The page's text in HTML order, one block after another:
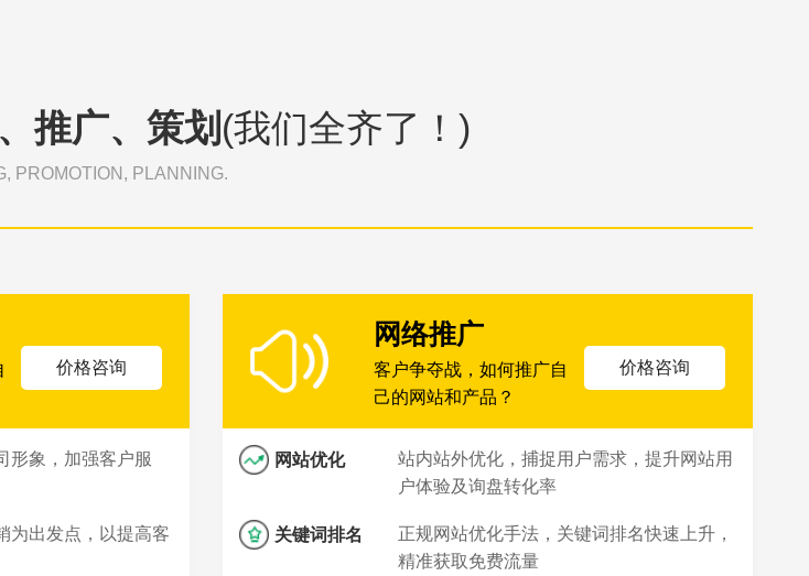
推广、策划 (我们全齐了！)
PROMOTION, PLANNING.
价格咨询
形象，加强客户服
为出发点，以提高客
网络推广
客户争夺战，如何推广自
己的网站和产品？
价格咨询
网站优化
站内站外优化，捕捉用户需求，提升网站用
户体验及询盘转化率
关键词排名
正规网站优化手法，关键词排名快速上升，
精准获取免费流量